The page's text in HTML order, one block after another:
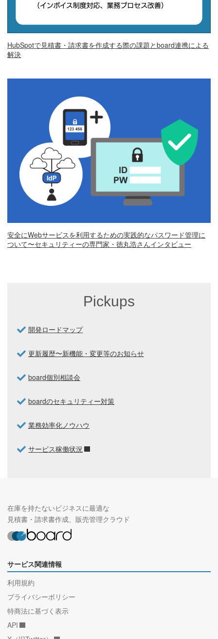
HubSpotで見積書・請求書を作成する際の課題とboard連携による
解決
安全にWebサービスを利用するための実践的なパスワード管理に
ついて〜セキュリティーの専門家・徳丸浩さんインタビュー
Pickups
開発ロードマップ
更新履歴〜新機能・変更等のお知らせ
board個別相談会
boardのセキュリティー対策
業務効率化ノウハウ
サービス稼働状況
在庫を持たないビジネスに最適な
見積書・請求書作成、販売管理クラウド
サービス関連情報
利用規約
プライバシーポリシー
特商法に基づく表示
API